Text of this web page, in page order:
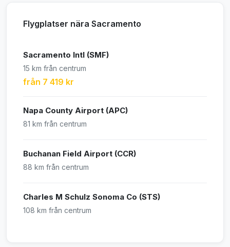
Flygplatser nära Sacramento
Sacramento Intl (SMF)
15 km från centrum
från 7 419 kr
Napa County Airport (APC)
81 km från centrum
Buchanan Field Airport (CCR)
88 km från centrum
Charles M Schulz Sonoma Co (STS)
108 km från centrum